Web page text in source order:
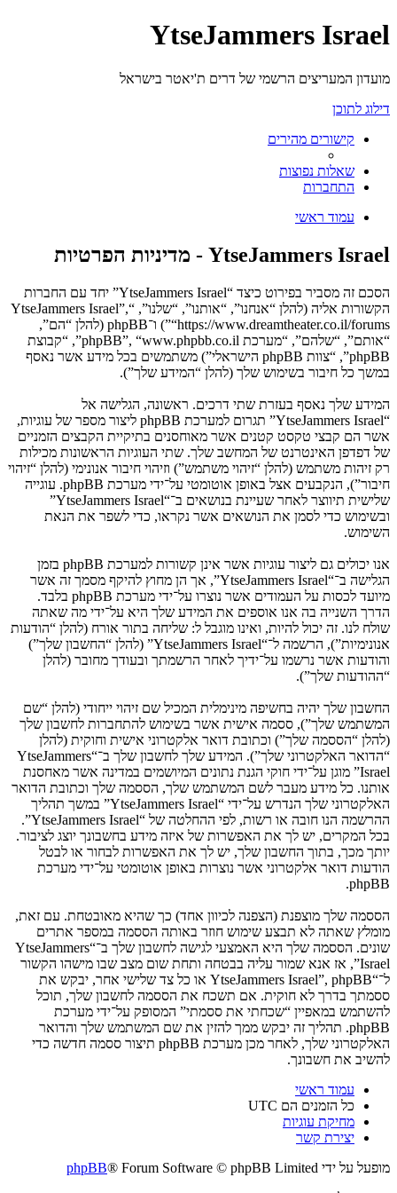
YtseJammers Israel
מועדון המעריצים הרשמי של דרים ת'יאטר בישראל
דילוג לתוכן
קישורים מהירים
שאלות נפוצות
התחברות
עמוד ראשי
YtseJammers Israel - מדיניות הפרטיות
הסכם זה מסביר בפירוט כיצד “YtseJammers Israel” יחד עם החברות
הקשורות אליה (להלן “אנחנו”, “אותנו”, “שלנו”, “YtseJammers Israel”,
“https://www.dreamtheater.co.il/forums”) ו־phpBB (להלן “הם”,
“אותם”, “שלהם”, “מערכת phpBB”, “www.phpbb.co.il”, “קבוצת
phpBB”, “צוות phpBB הישראלי”) משתמשים בכל מידע אשר נאסף
במשך כל חיבור בשימוש שלך (להלן “המידע שלך”).
המידע שלך נאסף בעזרת שתי דרכים. ראשונה, הגלישה אל
“YtseJammers Israel” תגרום למערכת phpBB ליצור מספר של עוגיות,
אשר הם קבצי טקסט קטנים אשר מאוחסנים בתיקיית הקבצים הזמניים
של דפדפן האינטרנט של המחשב שלך. שתי העוגיות הראשונות מכילות
רק זיהות משתמש (להלן “זיהוי משתמש”) וזיהוי חיבור אנונימי (להלן “זיהוי
חיבור”), הנקבעים אצל באופן אוטומטי על־ידי מערכת phpBB. עוגייה
שלישית תיווצר לאחר שעיינת בנושאים ב־“YtseJammers Israel”
ובשימוש כדי לסמן את הנושאים אשר נקראו, כדי לשפר את הנאת
השימוש.
אנו יכולים גם ליצור עוגיות אשר אינן קשורות למערכת phpBB בזמן
הגלישה ב־“YtseJammers Israel”, אך הן מחוץ להיקף מסמך זה אשר
מיועד לכסות על העמודים אשר נוצרו על־ידי מערכת phpBB בלבד.
הדרך השנייה בה אנו אוספים את המידע שלך היא על־ידי מה שאתה
שולח לנו. זה יכול להיות, ואינו מוגבל ל: שליחה בתור אורח (להלן “הודעות
אנונימיות”), הרשמה ל־“YtseJammers Israel” (להלן “החשבון שלך”)
והודעות אשר נרשמו על־ידיך לאחר הרשמתך ובעודך מחובר (להלן
“ההודעות שלך”).
החשבון שלך יהיה בחשיפה מינימלית המכיל שם זיהוי ייחודי (להלן “שם
המשתמש שלך”), ססמה אישית אשר בשימוש להתחברות לחשבון שלך
(להלן “הססמה שלך”) וכתובת דואר אלקטרוני אישית וחוקית (להלן
“הדואר האלקטרוני שלך”). המידע שלך לחשבון שלך ב־“YtseJammers
Israel” מוגן על־ידי חוקי הגנת נתונים המיושמים במדינה אשר מאחסנת
אותנו. כל מידע מעבר לשם המשתמש שלך, הססמה שלך וכתובת הדואר
האלקטרוני שלך הנדרש על־ידי “YtseJammers Israel” במשך תהליך
ההרשמה הנו חובה או רשות, לפי ההחלטה של “YtseJammers Israel”.
בכל המקרים, יש לך את האפשרות של איזה מידע בחשבונך יוצג לציבור.
יותך מכך, בתוך החשבון שלך, יש לך את האפשרות לבחור או לבטל
הודעות דואר אלקטרוני אשר נוצרות באופן אוטומטי על־ידי מערכת
phpBB.
הססמה שלך מוצפנת (הצפנה לכיוון אחד) כך שהיא מאובטחת. עם זאת,
מומלץ שאתה לא תבצע שימוש חוזר באותה הססמה במספר אתרים
שונים. הססמה שלך היא האמצעי לגישה לחשבון שלך ב־“YtseJammers
Israel”, אז אנא שמור עליה בבטחה ותחת שום מצב שבו מישהו הקשור
ל־“YtseJammers Israel”, phpBB או כל צד שלישי אחר, יבקש את
ססמתך בדרך לא חוקית. אם תשכח את הססמה לחשבון שלך, תוכל
להשתמש במאפיין “שכחתי את ססמתי” המסופק על־ידי מערכת
phpBB. תהליך זה יבקש ממך להזין את שם המשתמש שלך והדואר
האלקטרוני שלך, לאחר מכן מערכת phpBB תיצור ססמה חדשה כדי
להשיב את חשבונך.
עמוד ראשי
כל הזמנים הם UTC
מחיקת עוגיות
יצירת קשר
מופעל על ידי
phpBB® Forum Software © phpBB Limited